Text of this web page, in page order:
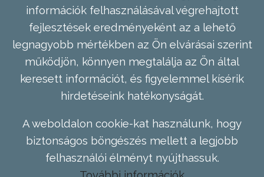
információk felhasználásával végrehajtott
fejlesztések eredményeként az a lehető
legnagyobb mértékben az Ön elvárásai szerint
működjön, könnyen megtalálja az Ön által
keresett információt, és figyelemmel kísérik
hirdetéseink hatékonyságát.
A weboldalon cookie-kat használunk, hogy
biztonságos böngészés mellett a legjobb
felhasználói élményt nyújthassuk.